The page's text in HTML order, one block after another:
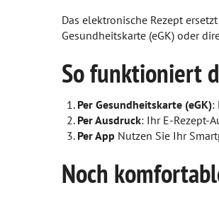
IGel-Check A-Z
Reiseimpfungen A-Z
Notfälle A-Z
Nahrungsergänzungsmittel
Heilpflanzen A-Z
Zähne und Kiefer
HNO, Atemwege und Lunge
Magen und Darm
Herz, Gefäße, Kreislauf
Stoffwechsel
Nieren und Harnwege
Das elektronische Rezept
Gesundheitskarte (eGK) oder
So funktioniert
Per Gesundheitskarte (eGK):
Per Ausdruck: Ihr E-Rezept-
Per App Nutzen Sie Ihr
Noch